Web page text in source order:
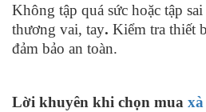
Không tập quá sức hoặc tập
thương vai, tay. Kiểm tra thiết
đảm bảo an toàn.
Lời khuyên khi chọn mua